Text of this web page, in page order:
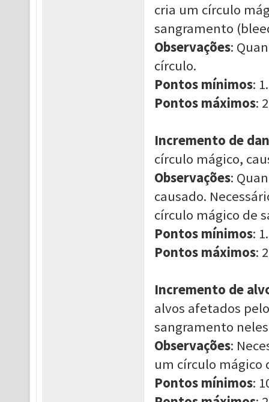
cria um círculo
sangramento
Observações:
círculo.
Pontos mínimos: 1.
Pontos máximos:
Incremento de
círculo mágico,
Observações:
causado.
círculo mágico de
Pontos mínimos: 1.
Pontos máximos:
Incremento de
alvos afetados
sangramento
Observações:
um círculo mágico
Pontos mínimos: